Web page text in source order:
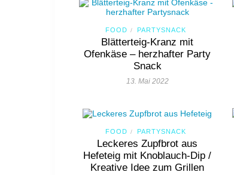
FOOD / PARTYSNACK
Blätterteig-Kranz mit
Ofenkäse – herzhafter Party
Snack
13. Mai 2022
FOOD / PARTYSNACK
Leckeres Zupfbrot aus
Hefeteig mit Knoblauch-Dip /
Kreative Idee zum Grillen